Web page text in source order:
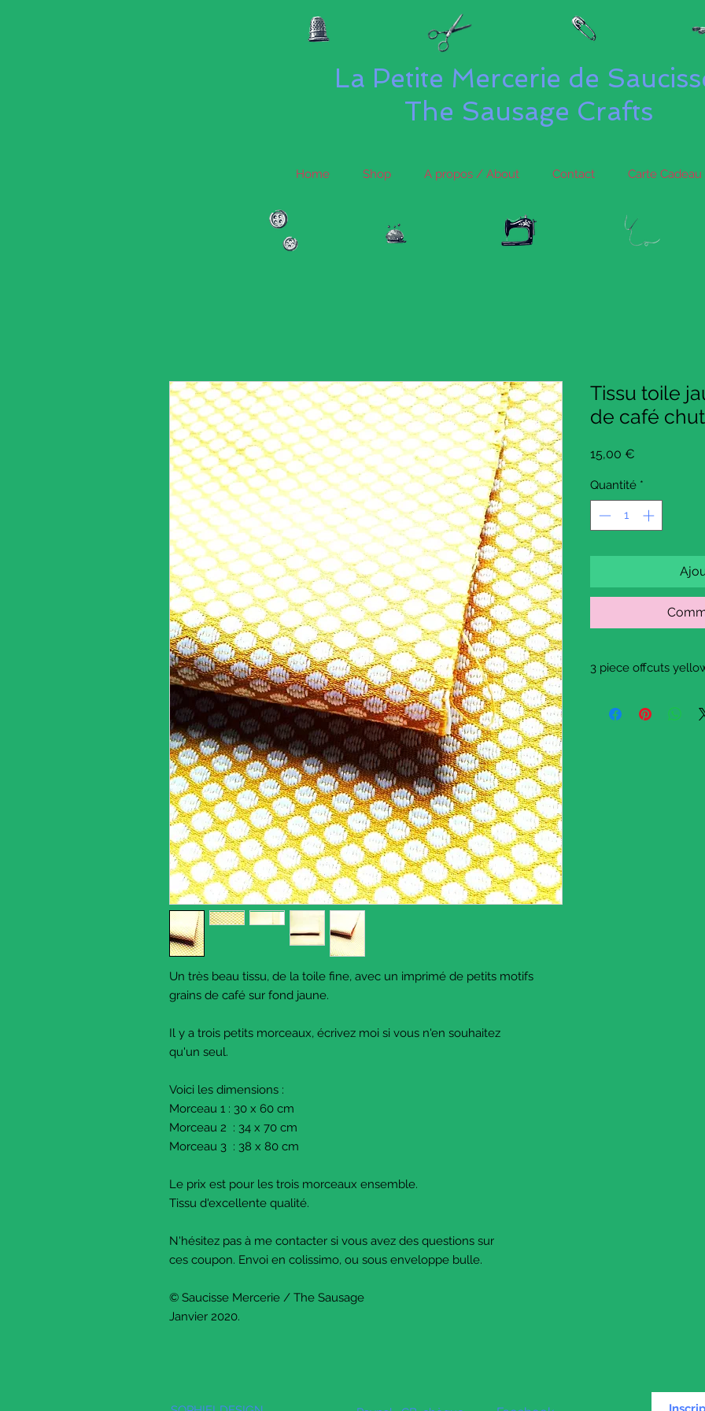
La Petite Mercerie de
The Sausage Crafts
Home Shop A propos / About Contact Carte
Un très beau tissu, de la toile fine, avec un imprimé de petits motifs
grains de café sur fond jaune.
Il y a trois petits morceaux, écrivez moi si vous n'en souhaitez
qu'un seul.
Voici les dimensions :
Morceau 1 : 30 x 60 cm
Morceau 2 : 34 x 70 cm
Morceau 3 : 38 x 80 cm
Le prix est pour les trois morceaux ensemble.
Tissu d'excellente qualité.
N'hésitez pas à me contacter si vous avez des questions sur
ces coupon. Envoi en colissimo, ou sous enveloppe bulle.
© Saucisse Mercerie / The Sausage
Janvier 2020.
Tissu toile
de café
15,00 €
Quantité *
3 piece offcuts
embroidered pattern